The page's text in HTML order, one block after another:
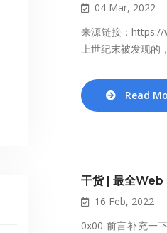
04 Mar, 2022
来源链接：https://
上世纪末被发现的
Read
干货 | 最全
16 Feb, 2022
0x00 前言补充一